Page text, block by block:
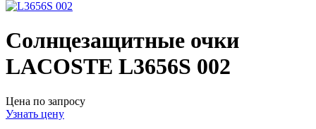
Солнцезащитные очки
LACOSTE L3656S 002
Цена по запросу
Узнать цену